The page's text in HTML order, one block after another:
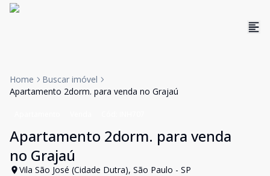
Home
Buscar imóvel
Apartamento 2dorm. para venda no Grajaú
Apartamento 2dorm. para venda
no Grajaú
Vila São José (Cidade Dutra), São Paulo - SP